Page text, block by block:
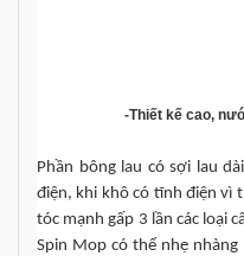
-Thiết kế cao,
Phần bông lau có sợi lau
điện, khi khô có tĩnh điện vì
tóc mạnh gấp 3 lần các loại
Spin Mop có thể nhẹ